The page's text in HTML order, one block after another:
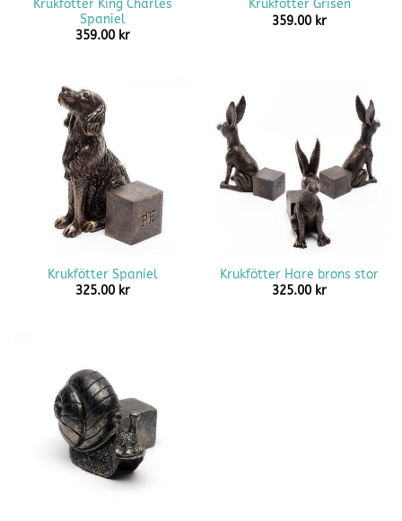
Krukfötter King Charles
Spaniel
359.00 kr
Krukfötter Grisen
359.00 kr
Krukfötter Spaniel
325.00 kr
Krukfötter Hare brons stor
325.00 kr